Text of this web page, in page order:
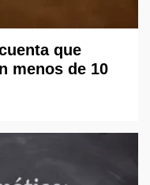
que
menos de 10